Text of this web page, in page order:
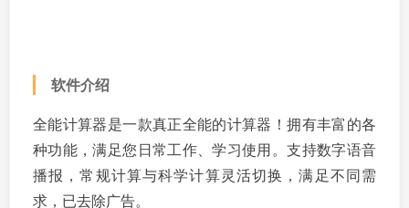
软件介绍
全能计算器是一款真正全能的计算器！拥有丰富的各
种功能，满足您日常工作、学习使用。支持数字语音
播报，常规计算与科学计算灵活切换，满足不同需
求，已去除广告。